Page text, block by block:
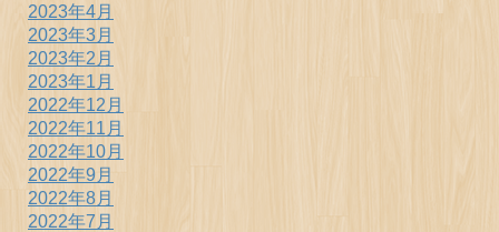
2023年4月
2023年3月
2023年2月
2023年1月
2022年12月
2022年11月
2022年10月
2022年9月
2022年8月
2022年7月